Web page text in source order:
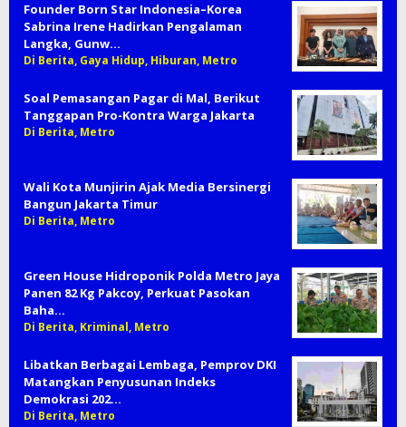
Founder Born Star Indonesia–Korea
Sabrina Irene Hadirkan Pengalaman
Langka, Gunw…
Di Berita, Gaya Hidup, Hiburan, Metro
Soal Pemasangan Pagar di Mal, Berikut
Tanggapan Pro-Kontra Warga Jakarta
Di Berita, Metro
Wali Kota Munjirin Ajak Media Bersinergi
Bangun Jakarta Timur
Di Berita, Metro
Green House Hidroponik Polda Metro Jaya
Panen 82 Kg Pakcoy, Perkuat Pasokan
Baha…
Di Berita, Kriminal, Metro
Libatkan Berbagai Lembaga, Pemprov DKI
Matangkan Penyusunan Indeks
Demokrasi 202…
Di Berita, Metro